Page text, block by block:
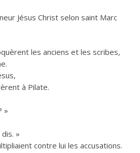
Jésus Christ selon saint Marc
les anciens et les scribes,
à Pilate.
»
»
contre lui les accusations.